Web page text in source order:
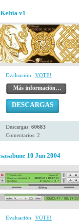
Keltia v1
Evaluación: VOTE!
Más información…
DESCARGAS
Descargas: 60683
Comentarios: 2
sasabune 10 Jun 2004
Evaluación: VOTE!